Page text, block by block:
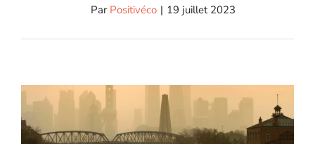
Par Positivéco | 19 juillet 2023